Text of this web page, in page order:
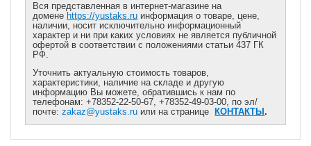
Вся представленная в интернет-магазине на
домене https://yustaks.ru информация о товаре, цене,
наличии, носит исключительно информационный
характер и ни при каких условиях не является публичной
офертой в соответствии с положениями статьи 437 ГК
РФ.
Уточнить актуальную стоимость товаров,
характеристики, наличие на складе и другую
информацию Вы можете, обратившись к нам по
телефонам: +78352-22-50-67, +78352-49-03-00, по эл/
почте:zakaz@yustaks.ru или на странице КОНТАКТЫ.